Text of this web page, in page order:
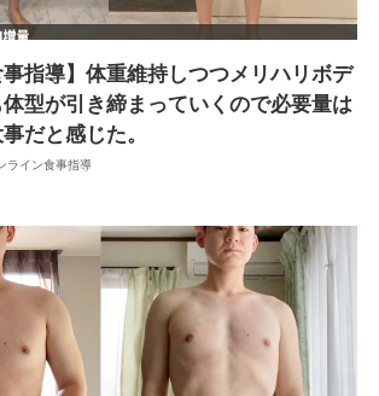
事指導】体重維持しつつメリハリボデ
型が引き締まっていくので必要量は
だと感じた。
ライン食事指導